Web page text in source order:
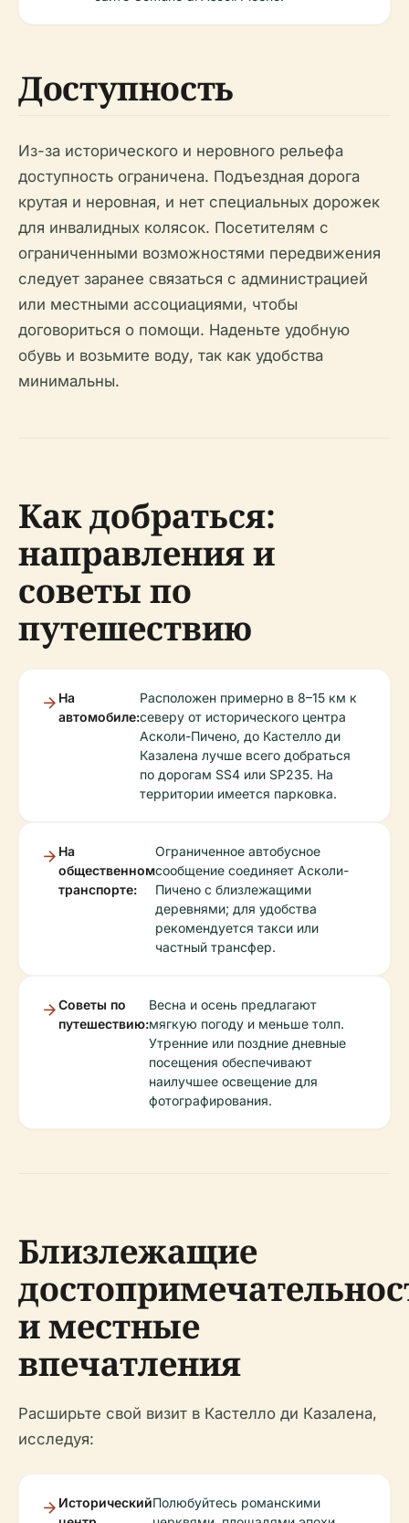
Доступность
Из-за исторического и неровного рельефа
доступность ограничена. Подъездная дорога
крутая и неровная, и нет специальных дорожек
для инвалидных колясок. Посетителям с
ограниченными возможностями передвижения
следует заранее связаться с администрацией
или местными ассоциациями, чтобы
договориться о помощи. Наденьте удобную
обувь и возьмите воду, так как удобства
минимальны.
Как добраться:
направления и
советы по
путешествию
На
автомобиле:
Расположен примерно в 8–15 км к
северу от исторического центра
Асколи-Пичено, до Кастелло ди
Казалена лучше всего добраться
по дорогам SS4 или SP235. На
территории имеется парковка.
На
общественном
транспорте:
Ограниченное автобусное
сообщение соединяет Асколи-
Пичено с близлежащими
деревнями; для удобства
рекомендуется такси или
частный трансфер.
Советы по
путешествию:
Весна и осень предлагают
мягкую погоду и меньше толп.
Утренние или поздние дневные
посещения обеспечивают
наилучшее освещение для
фотографирования.
Близлежащие
и местные
впечатления
Расширьте свой визит в Кастелло ди Казалена,
исследуя:
ИсторическийПолюбуйтесь романскими